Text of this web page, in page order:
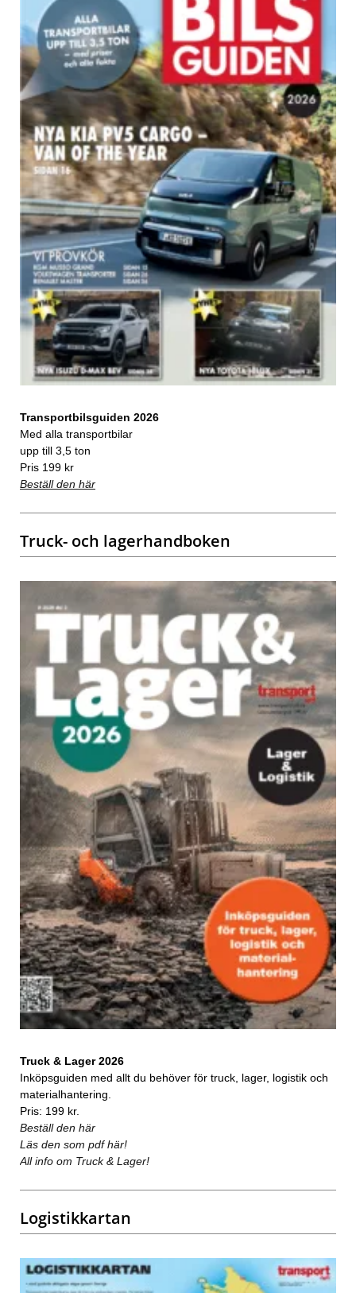
Transportbilsguiden 2026
Med alla transportbilar
upp till 3,5 ton
Pris 199 kr
Beställ den här
Truck- och lagerhandboken
Truck & Lager 2026
Inköpsguiden med allt du behöver för truck, lager, logistik och
materialhantering.
Pris: 199 kr.
Beställ den här
Läs den som pdf här!
All info om Truck & Lager!
Logistikkartan